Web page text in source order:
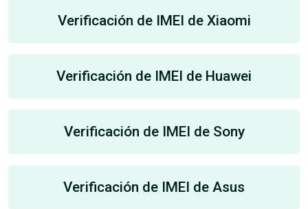
Verificación de IMEI de Xiaomi
Verificación de IMEI de Huawei
Verificación de IMEI de Sony
Verificación de IMEI de Asus